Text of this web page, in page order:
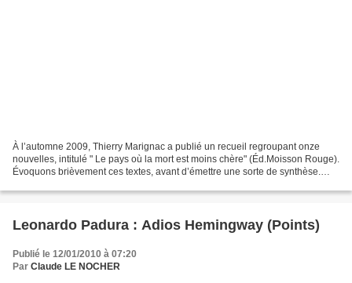
À l’automne 2009, Thierry Marignac a publié un recueil regroupant onze
nouvelles, intitulé " Le pays où la mort est moins chère" (Éd.Moisson Rouge).
Évoquons brièvement ces textes, avant d’émettre une sorte de synthèse.
Leonardo Padura : Adios Hemingway (Points)
Publié le 12/01/2010 à 07:20
Par Claude LE NOCHER